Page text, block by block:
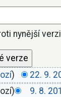
nynější
22. 9.
9. 8.